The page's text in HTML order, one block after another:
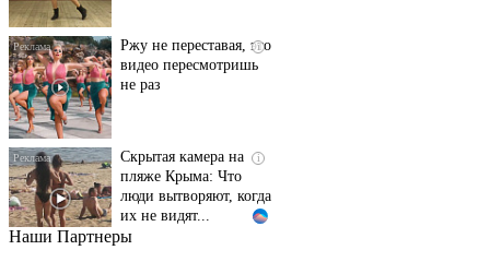
видео пересмотришь
не раз
пляже Крыма: Что
люди вытворяют, когда
их не видят...
Ролик длится
Наши Партнеры